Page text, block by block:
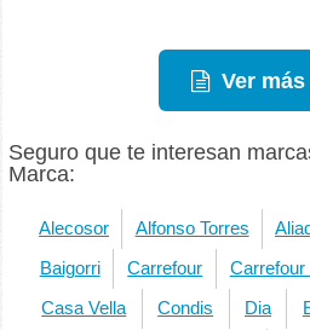
Ver
Seguro que te interesan
Marca:
Alecosor Alfonso Torres
Baigorri Carrefour Carrefour
Casa Vella Condis Dia